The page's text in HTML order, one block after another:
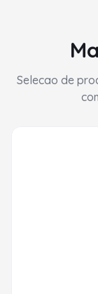
Selecao de